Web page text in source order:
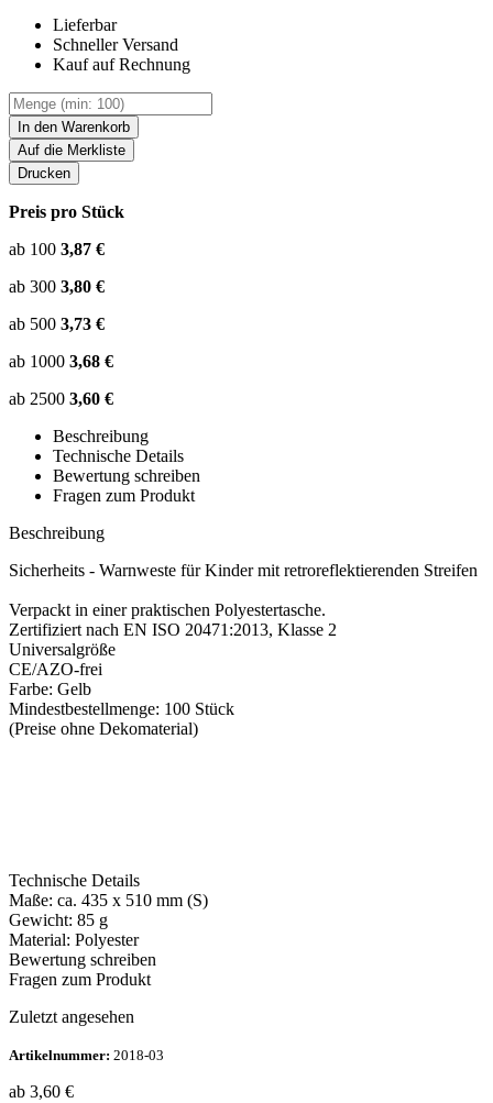
Lieferbar
Schneller Versand
Kauf auf Rechnung
In den Warenkorb
Auf die Merkliste
Drucken
Preis pro Stück
ab 100 3,87 €
ab 300 3,80 €
ab 500 3,73 €
ab 1000 3,68 €
ab 2500 3,60 €
Beschreibung
Technische Details
Bewertung schreiben
Fragen zum Produkt
Beschreibung
Sicherheits - Warnweste für Kinder mit retroreflektierenden Streifen
Verpackt in einer praktischen Polyestertasche.
Zertifiziert nach EN ISO 20471:2013, Klasse 2
Universalgröße
CE/AZO-frei
Farbe: Gelb
Mindestbestellmenge: 100 Stück
(Preise ohne Dekomaterial)
Technische Details
Maße: ca. 435 x 510 mm (S)
Gewicht: 85 g
Material: Polyester
Bewertung schreiben
Fragen zum Produkt
Zuletzt angesehen
Artikelnummer: 2018-03
ab 3,60 €